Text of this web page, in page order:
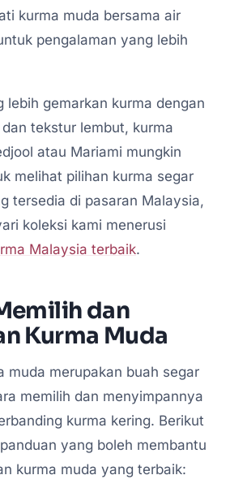
kurma muda bersama air
pengalaman yang lebih
lebih gemarkan kurma dengan
tekstur lembut, kurma
atau Mariami mungkin
melihat pilihan kurma segar
tersedia di pasaran Malaysia,
koleksi kami menerusi
Malaysia terbaik.
dan
Kurma Muda
muda merupakan buah segar
memilih dan menyimpannya
kurma kering. Berikut
yang boleh membantu
kurma muda yang terbaik: